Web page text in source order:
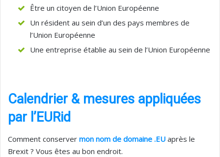
Être un citoyen de l’Union Européenne
Un résident au sein d’un des pays membres de
l’Union Européenne
Une entreprise établie au sein de l’Union Européenne
Calendrier & mesures appliquées
par l’EURid
Comment conserver mon nom de domaine .EU après le
Brexit ? Vous êtes au bon endroit.